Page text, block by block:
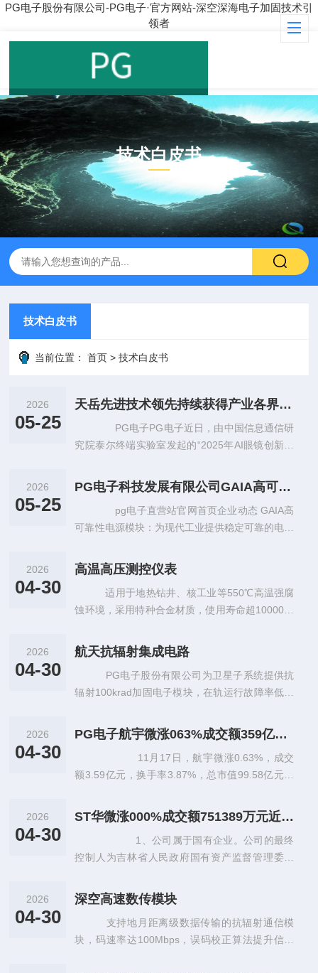
PG电子股份有限公司-PG电子·官方网站-深空深海电子加固技术引
领者
技术白皮书
ARTICLE
技术白皮书
当前位置：首页 >技术白皮书
2026
05-25
天岳先进技术领先持续获得产业各界认可
PG电子PG电子近日，由中国信息通信研
究院泰尔终端实验室发起的“2025年AI眼镜创新场
术不断演进与应用场景持
2026
05-25
PG电子科技发展有限公司GAIA高可靠性电源模块：为现代工业提供稳定可靠的电力保障
pg电子直营站官网首页企业动态 GAIA高
可靠性电源模块：为现代工业提供稳定可靠的电力
统的需求越来越高。在这个过
2026
04-30
高温高压测控仪表
适用于地热钻井、核工业等550℃高温强腐
蚀环境，采用特种合金材质，使用寿命超10000小
2026
04-30
航天抗辐射集成电路
PG电子股份有限公司为卫星子系统提供抗
辐射100krad加固电子模块，在轨运行故障率低于
2026
04-30
PG电子航宇微涨063%成交额359亿元近3日主力净流入-14428万
11月17日，航宇微涨0.63%，成交
额3.59亿元，换手率3.87%，总市值99.58亿元。
2026
04-30
ST华微涨000%成交额751389万元近3日主力净流入-142031万
1、公司属于国有企业。公司的最终
控制人为吉林省人民政府国有资产监督管理委员
有合作关系，有MOSFET等产
2026
04-30
深空高速数传模块
支持地月距离级数据传输的抗辐射通信模
块，码速率达100Mbps，误码校正算法提升信号